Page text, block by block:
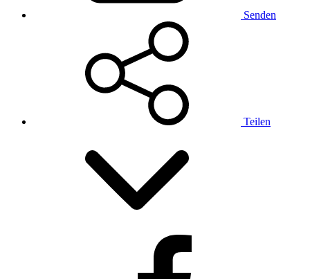
Senden
Teilen